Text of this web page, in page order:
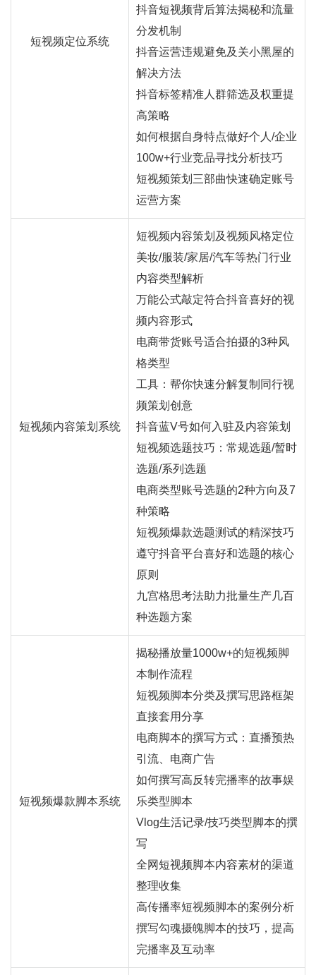
短视频定位系统
抖音短视频背后算法揭秘和流量
分发机制
抖音运营违规避免及关小黑屋的
解决方法
抖音标签精准人群筛选及权重提
高策略
如何根据自身特点做好个人/企业
100w+行业竞品寻找分析技巧
短视频策划三部曲快速确定账号
运营方案
短视频内容策划系统
短视频内容策划及视频风格定位
美妆/服装/家居/汽车等热门行业
内容类型解析
万能公式敲定符合抖音喜好的视
频内容形式
电商带货账号适合拍摄的3种风
格类型
工具：帮你快速分解复制同行视
频策划创意
抖音蓝V号如何入驻及内容策划
短视频选题技巧：常规选题/暂时
选题/系列选题
电商类型账号选题的2种方向及7
种策略
短视频爆款选题测试的精深技巧
遵守抖音平台喜好和选题的核心
原则
九宫格思考法助力批量生产几百
种选题方案
短视频爆款脚本系统
揭秘播放量1000w+的短视频脚
本制作流程
短视频脚本分类及撰写思路框架
直接套用分享
电商脚本的撰写方式： 直播预热
引流、电商广告
如何撰写高反转完播率的故事娱
乐类型脚本
Vlog生活记录/技巧类型脚本的撰
写
全网短视频脚本内容素材的渠道
整理收集
高传播率短视频脚本的案例分析
撰写勾魂摄魄脚本的技巧，提高
完播率及互动率